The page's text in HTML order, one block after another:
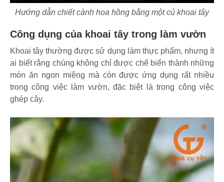
Hướng dẫn chiết cành hoa hồng bằng một củ khoai tây
Công dụng của khoai tây trong làm vườn
Khoai tây thường được sử dụng làm thực phẩm, nhưng ít
ai biết rằng chúng không chỉ được chế biến thành những
món ăn ngon miệng mà còn được ứng dụng rất nhiều
trong công việc làm vườn, đặc biệt là trong công việc
ghép cây.